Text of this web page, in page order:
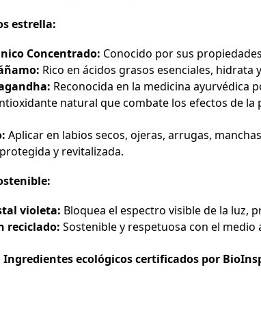
estrella:
Concentrado: Conocido por sus
Rico en ácidos grasos esenciales, hidrata
Reconocida en la medicina ayurvédica
natural que combate los efectos de la
Aplicar en labios secos, ojeras, arrugas,
y revitalizada.
violeta: Bloquea el espectro visible de la luz,
reciclado: Sostenible y respetuosa con el medio
ecológicos certificados por